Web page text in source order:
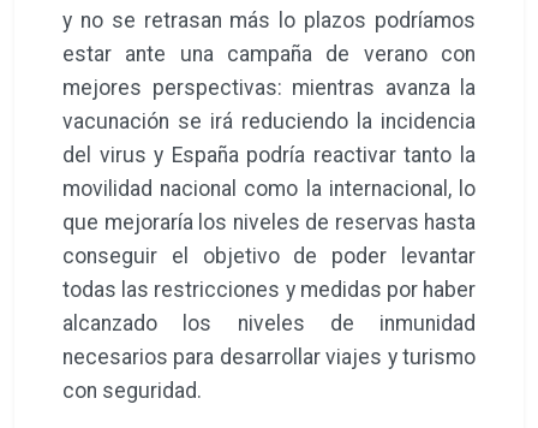
y no se retrasan más lo plazos podríamos
estar ante una campaña de verano con
mejores perspectivas: mientras avanza la
vacunación se irá reduciendo la incidencia
del virus y España podría reactivar tanto la
movilidad nacional como la internacional, lo
que mejoraría los niveles de reservas hasta
conseguir el objetivo de poder levantar
todas las restricciones y medidas por haber
alcanzado los niveles de inmunidad
necesarios para desarrollar viajes y turismo
con seguridad.